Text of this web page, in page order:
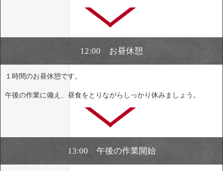
12:00 お昼休憩
１時間のお昼休憩です。
午後の作業に備え、昼食をとりながらしっかり休みましょう。
13:00 午後の作業開始